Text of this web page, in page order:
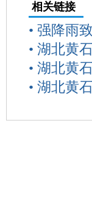
相关链接
• 强降雨
• 湖北黄
• 湖北黄
• 湖北黄